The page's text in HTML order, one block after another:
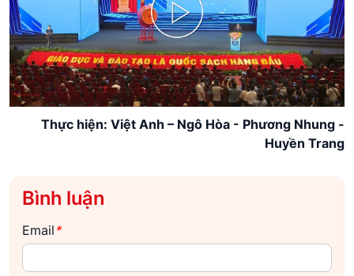
Play
Video
Thực hiện: Việt Anh – Ngô Hòa - Phương Nhung -
Huyền Trang
Bình luận
Email *